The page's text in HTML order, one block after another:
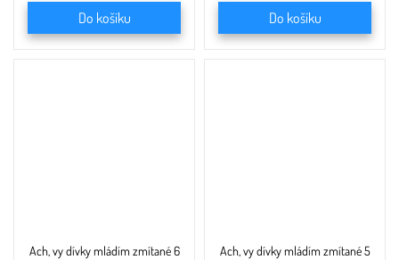
Do košíku Do košíku
Ach, vy dívky mládím zmítané 6 Ach, vy dívky mládím zmítané 5